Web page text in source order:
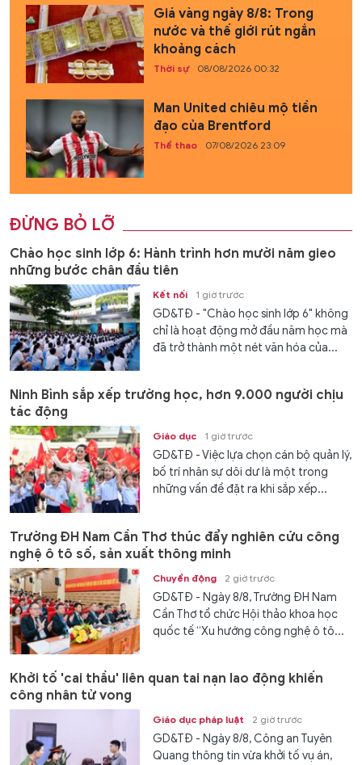
Giá vàng ngày 8/8: Trong
nước và thế giới rút ngắn
khoảng cách
Thời sự 08/08/2026 00:32
Man United chiêu mộ tiền
đạo của Brentford
Thể thao 07/08/2026 23:09
ĐỪNG BỎ LỠ
Chào học sinh lớp 6: Hành trình hơn mười năm gieo
những bước chân đầu tiên
Kết nối 1 giờ trước
GD&TĐ - "Chào học sinh lớp 6" không
chỉ là hoạt động mở đầu năm học mà
đã trở thành một nét văn hóa của...
Ninh Bình sắp xếp trường học, hơn 9.000 người chịu
tác động
Giáo dục 1 giờ trước
GD&TĐ - Việc lựa chọn cán bộ quản lý,
bố trí nhân sự dôi dư là một trong
những vấn đề đặt ra khi sắp xếp...
Trường ĐH Nam Cần Thơ thúc đẩy nghiên cứu công
nghệ ô tô số, sản xuất thông minh
Chuyển động 2 giờ trước
GD&TĐ - Ngày 8/8, Trường ĐH Nam
Cần Thơ tổ chức Hội thảo khoa học
quốc tế “Xu hướng công nghệ ô tô...
Khởi tố 'cai thầu' liên quan tai nạn lao động khiến
công nhân tử vong
Giáo dục pháp luật 2 giờ trước
GD&TĐ - Ngày 8/8, Công an Tuyên
Quang thông tin vừa khởi tố vụ án,